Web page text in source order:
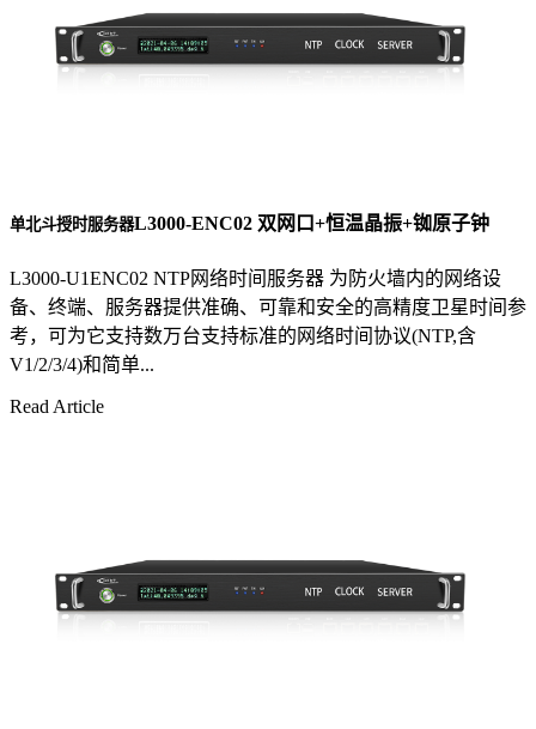
单北斗授时服务器L3000-ENC02 双网口+恒温晶振+铷原子钟
L3000-U1ENC02 NTP网络时间服务器 为防火墙内的网络设
备、终端、服务器提供准确、可靠和安全的高精度卫星时间参
考，可为它支持数万台支持标准的网络时间协议(NTP,含
V1/2/3/4)和简单...
Read Article